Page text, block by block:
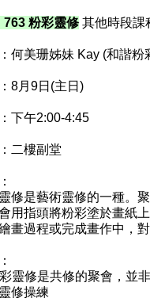
763 粉彩靈修 其他時段課
何美珊姊妹 Kay (和諧粉
8月9日(主日)
下午2:00-4:45
二樓副堂
修是藝術靈修的一種。
用指頭將粉彩塗於畫紙
畫過程或完成畫作中，
靈修是共修的聚會，並
修操練